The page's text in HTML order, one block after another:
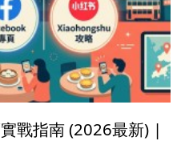
戰指南 (2026最新) |